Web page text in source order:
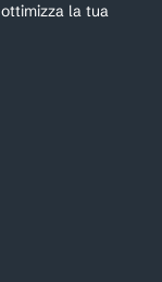
la tua